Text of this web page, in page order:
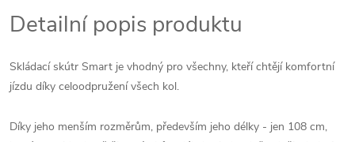
Detailní popis produktu
Skládací skútr Smart je vhodný pro všechny, kteří chtějí komfortní
jízdu díky celoodpružení všech kol.
Díky jeho menším rozměrům, především jeho délky - jen 108 cm,